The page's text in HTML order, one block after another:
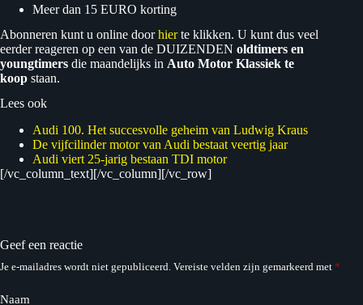
Meer dan 15 EURO korting
Abonneren kunt u online doorhierte klikken. U kunt dus veel
eerder reageren op een van de DUIZENDEN oldtimers en
youngtimers die maandelijks in Auto Motor Klassiek te
koop staan.
Lees ook
Audi 100. Het succesvolle geheim van Ludwig Kraus
De vijfcilinder motor van Audi bestaat veertig jaar
Audi viert 25-jarig bestaan TDI motor
[/vc_column_text][/vc_column][/vc_row]
Geef een reactie
Je e-mailadres wordt niet gepubliceerd. Vereiste velden zijn gemarkeerd met *
Naam